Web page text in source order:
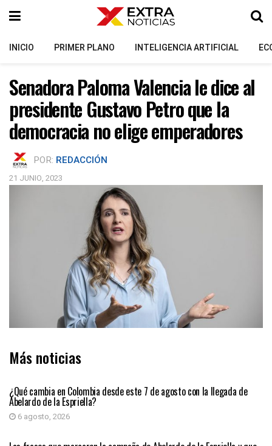
INICIO PRIMER PLANO INTELIGENCIA ARTIFICIAL
Senadora Paloma Valencia le dice al
presidente Gustavo Petro que la
democracia no elige emperadores
POR: REDACCIÓN
21 JUNIO, 2023
Más noticias
¿Qué cambia en Colombia desde este 7 de agosto con la llegada de
Abelardo de la Espriella?
6 agosto, 2026
PRIMER PLANO